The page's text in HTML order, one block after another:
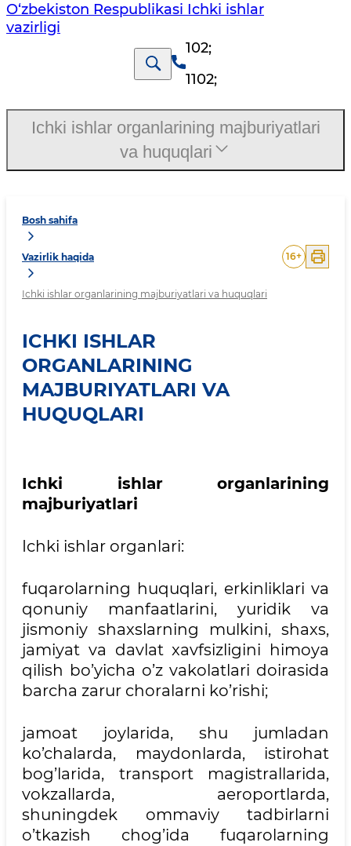
O‘zbеkiston Rеspublikаsi Ichki ishlаr
vаzirligi
102;
1102;
Bosh sahifa
Vazirlik haqida
Ichki ishlar organlarining majburiyatlari va huquqlari
16+
ICHKI ISHLAR
ORGANLARINING
MAJBURIYATLARI VA
HUQUQLARI
Ichki ishlar organlarining
majburiyatlari
Ichki ishlar organlari:
fuqarolarning huquqlari, erkinliklari va
qonuniy manfaatlarini, yuridik va
jismoniy shaxslarning mulkini, shaxs,
jamiyat va davlat xavfsizligini himoya
qilish bo’yicha o’z vakolatlari doirasida
barcha zarur choralarni ko’rishi;
jamoat joylarida, shu jumladan
ko’chalarda, maydonlarda, istirohat
bog’larida, transport magistrallarida,
vokzallarda, aeroportlarda,
shuningdek ommaviy tadbirlarni
o’tkazish chog’ida fuqarolarning
Ichki ishlar organlarining majburiyatlari
va huquqlari